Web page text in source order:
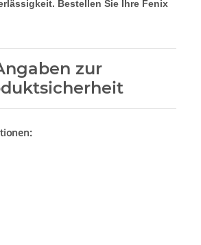
Bestellen Sie Ihre Fenix
zur